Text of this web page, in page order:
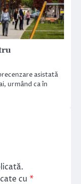
asistată
urmând ca în
cu *